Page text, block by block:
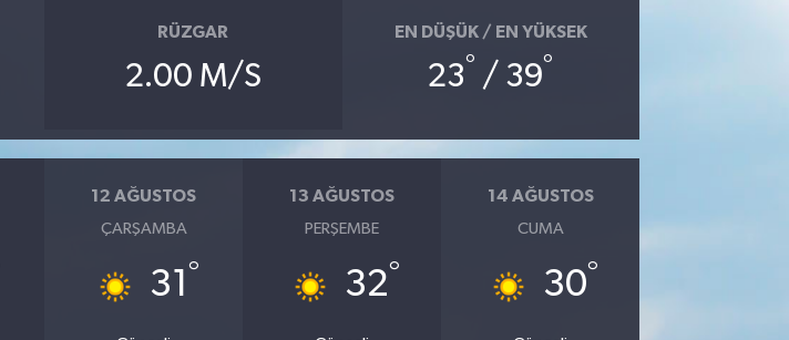
RÜZGAR
2.00 M/S
EN DÜŞÜK / EN YÜKSEK
23° / 39°
12 AĞUSTOS
ÇARŞAMBA
31 °
13 AĞUSTOS
PERŞEMBE
32°
14 AĞUSTOS
CUMA
30°